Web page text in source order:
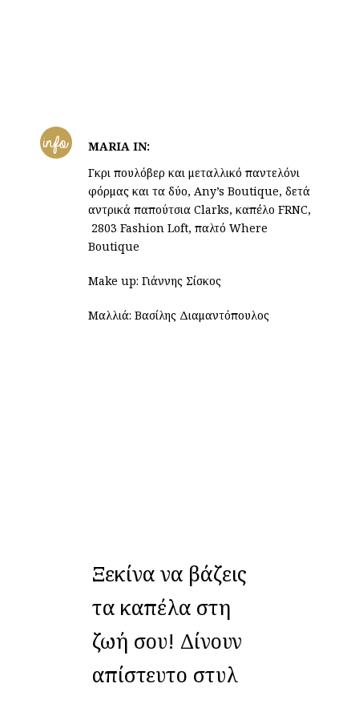
info
MARIA IN:
Γκρι πουλόβερ και μεταλλικό παντελόνι
φόρμας και τα δύο, Any’s Boutique, δετά
αντρικά παπούτσια Clarks, καπέλο FRNC,
2803 Fashion Loft, παλτό Where
Boutique
Make up: Γιάννης Σίσκος
Μαλλιά: Βασίλης Διαμαντόπουλος
Ξεκίνα να βάζεις
τα καπέλα στη
ζωή σου! Δίνουν
απίστευτο στυλ